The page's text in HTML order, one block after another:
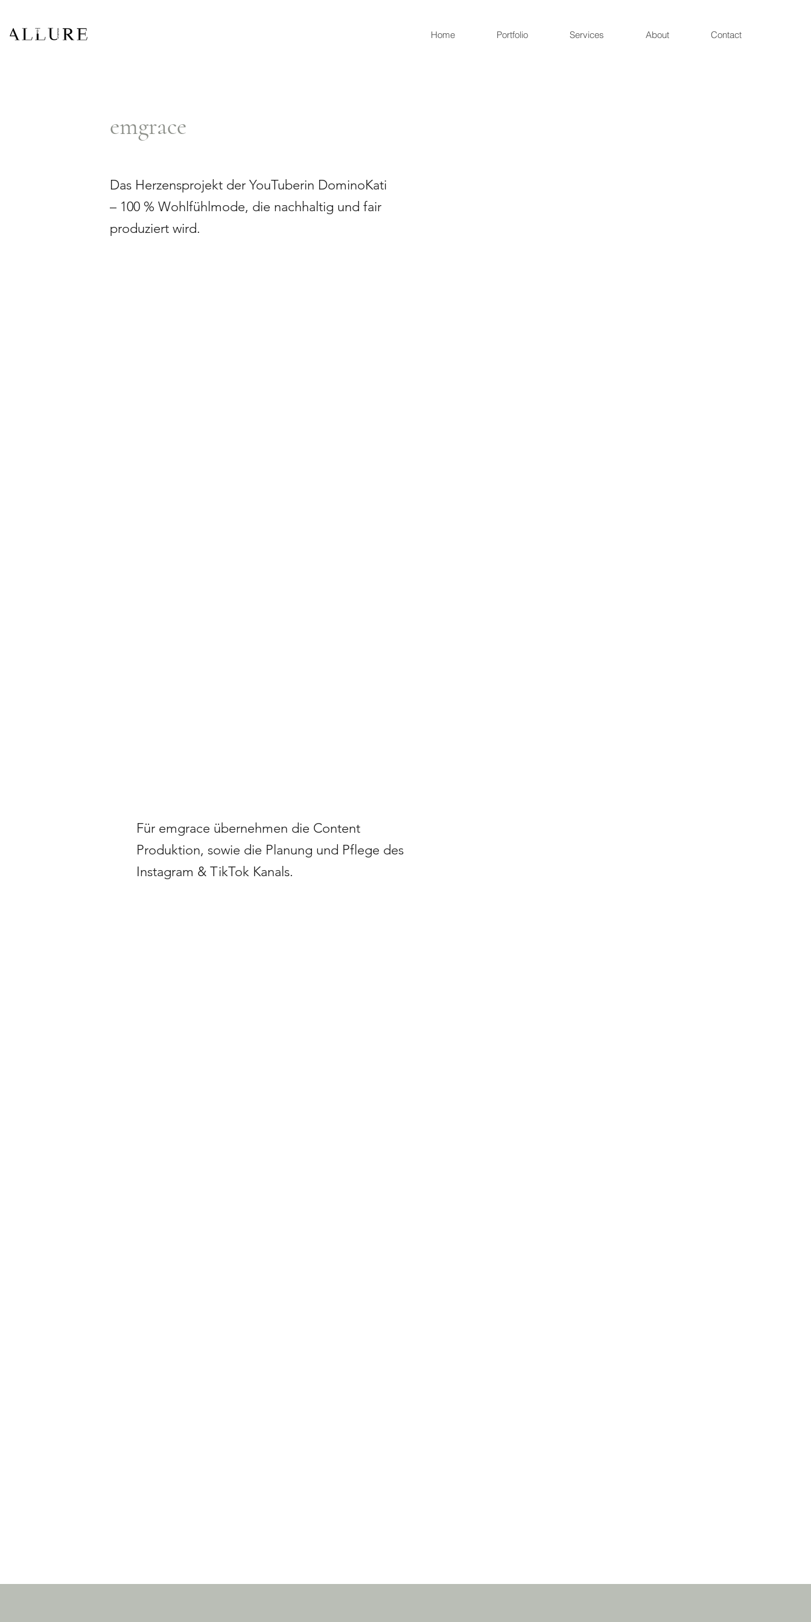
Home Portfolio Services About Contact
emgrace
Das Herzensprojekt der YouTuberin DominoKati
– 100 % Wohlfühlmode, die nachhaltig und fair
produziert wird.
Für emgrace übernehmen die Content
Produktion, sowie die Planung und Pflege des
Instagram & TikTok Kanals.